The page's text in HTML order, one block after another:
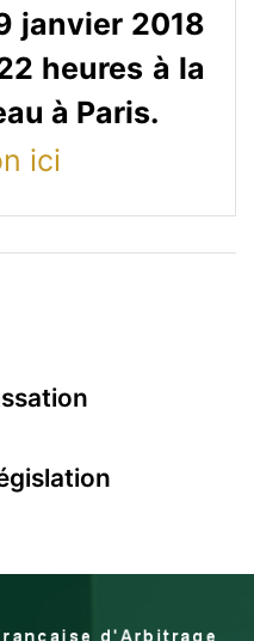
janvier 2018
heures à la
à Paris.
ici